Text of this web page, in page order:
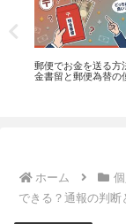
郵便でお金を送る方
金書留と郵便為替の
ホーム
できる？通報の判断